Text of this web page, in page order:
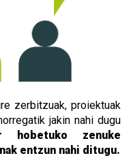
zerbitzuak, proiektuak
jakin nahi dugu
zenuke
entzun nahi ditugu.